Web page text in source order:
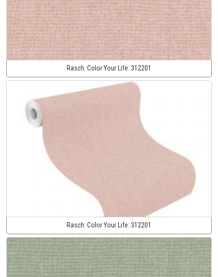
Rasch: Color Your Life: 312201
Rasch: Color Your Life: 312201